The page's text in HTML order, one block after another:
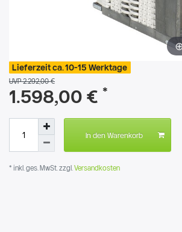
Lieferzeit ca. 10-15 Werktage
UVP 2.292,00 €
1.598,00 € *
In den Warenkorb
* inkl. ges. MwSt. zzgl. Versandkosten